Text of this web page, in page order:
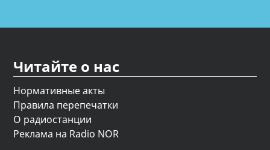
Читайте о нас
Нормативные акты
Правила перепечатки
О радиостанции
Реклама на Radio NOR